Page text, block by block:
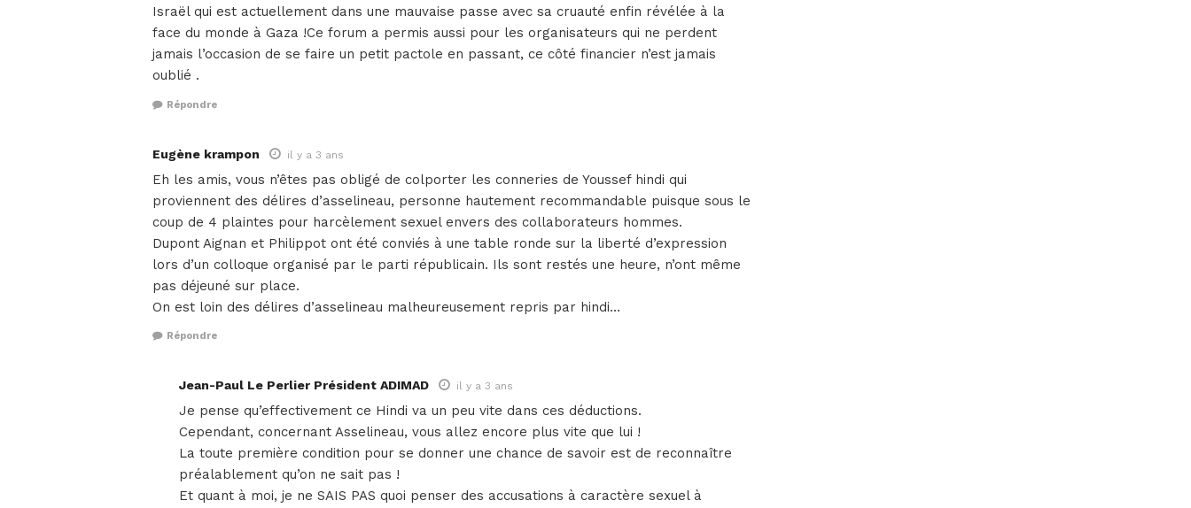
Israël qui est actuellement dans une mauvaise passe avec sa cruauté enfin révélée à la
face du monde à Gaza !Ce forum a permis aussi pour les organisateurs qui ne perdent
jamais l’occasion de se faire un petit pactole en passant, ce côté financier n’est jamais
oublié .
Répondre
Eugène krampon il y a 3 ans
Eh les amis, vous n’êtes pas obligé de colporter les conneries de Youssef hindi qui
proviennent des délires d’asselineau, personne hautement recommandable puisque sous le
coup de 4 plaintes pour harcèlement sexuel envers des collaborateurs hommes.
Dupont Aignan et Philippot ont été conviés à une table ronde sur la liberté d’expression
lors d’un colloque organisé par le parti républicain. Ils sont restés une heure, n’ont même
pas déjeuné sur place.
On est loin des délires d’asselineau malheureusement repris par hindi…
Répondre
Jean-Paul Le Perlier Président ADIMAD il y a 3 ans
Je pense qu’effectivement ce Hindi va un peu vite dans ces déductions.
Cependant, concernant Asselineau, vous allez encore plus vite que lui !
La toute première condition pour se donner une chance de savoir est de reconnaître
préalablement qu’on ne sait pas !
Et quant à moi, je ne SAIS PAS quoi penser des accusations à caractère sexuel à